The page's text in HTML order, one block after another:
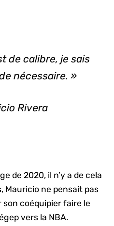
de calibre, je sais
nécessaire. »
Rivera
de 2020, il n’y a de cela
Mauricio ne pensait pas
coéquipier faire le
vers la NBA.